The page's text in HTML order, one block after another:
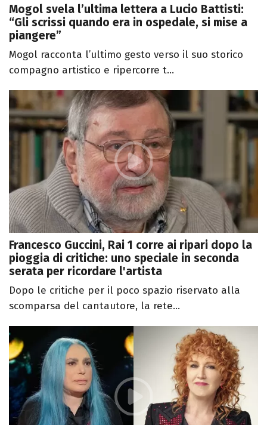
Mogol svela l’ultima lettera a Lucio Battisti:
“Gli scrissi quando era in ospedale, si mise a
piangere”
Mogol racconta l’ultimo gesto verso il suo storico
compagno artistico e ripercorre t...
Francesco Guccini, Rai 1 corre ai ripari dopo la
pioggia di critiche: uno speciale in seconda
serata per ricordare l'artista
Dopo le critiche per il poco spazio riservato alla
scomparsa del cantautore, la rete...